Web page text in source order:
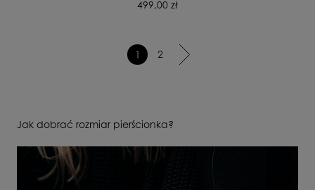
499,00 zł
1 2
Jak dobrać rozmiar pierścionka?